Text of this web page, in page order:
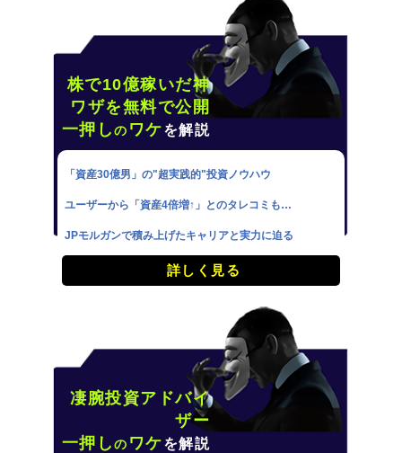
株で10億稼いだ神
ワザを無料で公開
一押しの ワケを解説
「資産30億男」の"超実践的"投資ノウハウ
ユーザーから「資産4倍増↑」とのタレコミも…
JPモルガンで積み上げたキャリアと実力に迫る
詳しく見る
凄腕投資アドバイ
ザー
一押しの ワケを解説